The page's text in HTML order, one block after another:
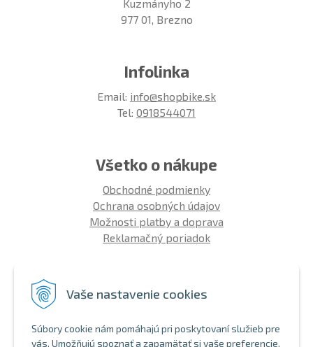
Vaše nastavenie cookies
Súbory cookie nám pomáhajú pri poskytovaní služieb pre
vás. Umožňujú spoznať a zapamätať si vaše preferencie.
Kuzmányho 2
977 01, Brezno
Infolinka
Email: info@shopbike.sk
Tel: 0918544071
Všetko o nákupe
Obchodné podmienky
Ochrana osobných údajov
Možnosti platby a doprava
Reklamačný poriadok
Aký bicykel kúpiť 26' | 27,5' | 29'